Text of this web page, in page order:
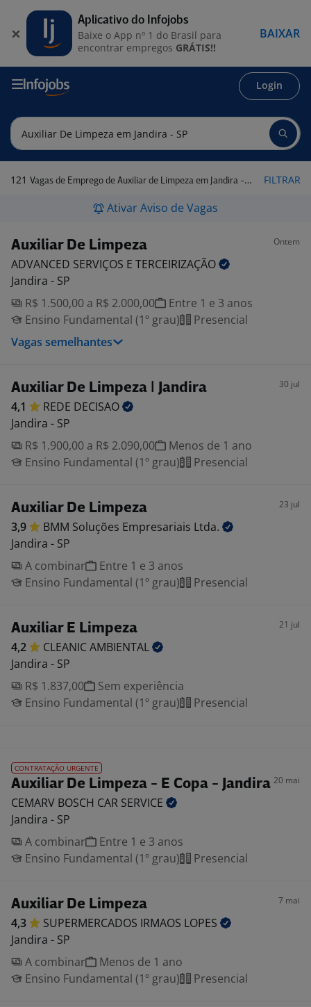
Login
121 Vagas de Emprego de Auxiliar de Limpeza em Jandira - SP FILTRAR
Ativar Aviso de Vagas
Auxiliar De Limpeza Ontem
ADVANCED SERVIÇOS E TERCEIRIZAÇÃO
Jandira - SP
R$ 1.500,00 a R$ 2.000,00
Entre 1 e 3 anos
Ensino Fundamental (1º grau)
Presencial
Vagas semelhantes
Auxiliar De Limpeza | Jandira 30 jul
4,1 REDE DECISAO
Jandira - SP
R$ 1.900,00 a R$ 2.090,00
Menos de 1 ano
Ensino Fundamental (1º grau)
Presencial
Auxiliar De Limpeza 23 jul
3,9 BMM Soluções Empresariais Ltda.
Jandira - SP
A combinar
Entre 1 e 3 anos
Ensino Fundamental (1º grau)
Presencial
Auxiliar E Limpeza 21 jul
4,2 CLEANICAMBIENTAL
Jandira - SP
R$ 1.837,00
Sem experiência
Ensino Fundamental (1º grau)
Presencial
CONTRATAÇÃO URGENTE
Auxiliar De Limpeza - E Copa - Jandira 20 mai
CEMARV BOSCH CAR SERVICE
Jandira - SP
A combinar
Entre 1 e 3 anos
Ensino Fundamental (1º grau)
Presencial
Auxiliar De Limpeza 7 mai
4,3 SUPERMERCADOS IRMAOS LOPES
Jandira - SP
A combinar
Menos de 1 ano
Ensino Fundamental (1º grau)
Presencial
Aplicativo do Infojobs
Baixe o App nº 1 do Brasil para
encontrar empregos GRÁTIS!!
BAIXAR